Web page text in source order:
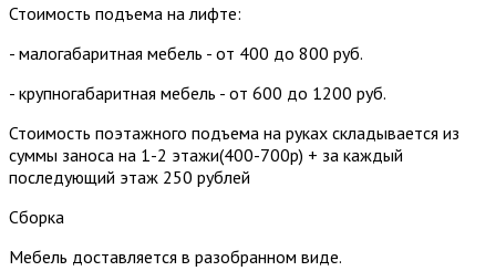
Стоимость подъема на лифте:
- малогабаритная мебель - от 400 до 800 руб.
- крупногабаритная мебель - от 600 до 1200 руб.
Стоимость поэтажного подъема на руках складывается из
суммы заноса на 1-2 этажи(400-700р) + за каждый
последующий этаж 250 рублей
Сборка
Мебель доставляется в разобранном виде.